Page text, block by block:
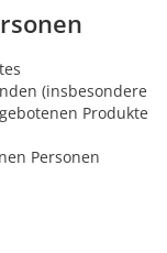
(insbesondere
Produkte
Personen